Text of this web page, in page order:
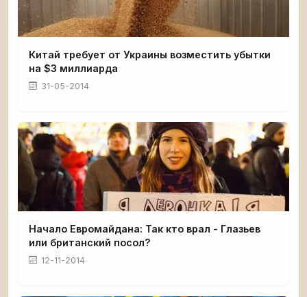
Китай требует от Украины возместить убытки
на $3 миллиарда
31-05-2014
Начало Евромайдана: Так кто врал - Глазьев
или британский посол?
12-11-2014